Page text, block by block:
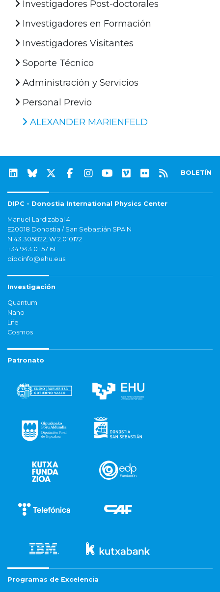
Investigadores Post-doctorales
Investigadores en Formación
Investigadores Visitantes
Soporte Técnico
Administración y Servicios
Personal Previo
ALEXANDER MARIENFELD
BOLETÍN
DIPC - Donostia International Physics Center
Manuel Lardizabal 4
E20018 Donostia / San Sebastián SPAIN
N 43.305822, W 2.010172
+34 943 01 57 61
dipcinfo@ehu.eus
Investigación
Quantum
Nano
Life
Cosmos
Patronato
Programas de Excelencia